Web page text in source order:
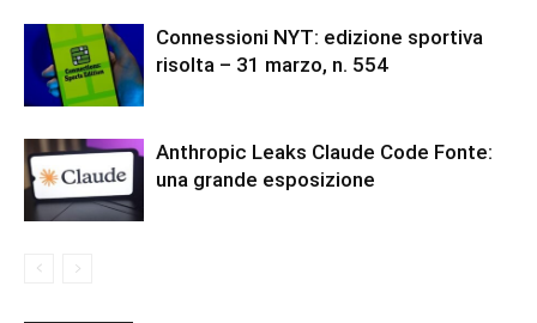
Connessioni NYT: edizione sportiva
risolta – 31 marzo, n. 554
Anthropic Leaks Claude Code Fonte:
una grande esposizione